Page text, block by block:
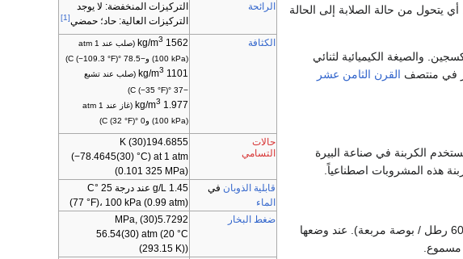
الرائحة
التركيزات المنخفضة: لا يوجد
التركيزات العالية: حاد؛ حمضي[1]
الكثافة 1562
kg/m3
(صلب عند 1 atm
(100 kPa) و−78.5 °C (−109.3 °F))
1101
kg/m3
(صلب عند تشبع
−37 °C (−35 °F))
1.977
kg/m3
(غاز عند 1 atm
(100 kPa) و0 °C (32 °F))
حالات
التسامي
194.6855(30) K
(−78.4645(30) °C) at 1 atm
(0.101 325 MPa)
قابلية الذوبان في
الماء
1.45
g/L عند درجة 25 °C
(77 °F)، 100 kPa (0.99 atm)
ضغط البخار
5.7292(30) MPa
,
56.54(30) atm (20 °C
(293.15 K))
يتحول من حالة الصلابة إلى الحالة
والصيغة الكيميائية لثنائي
في منتصف القرن الثامن عشر
تستخدم الكربنة في صناعة البيرة
هذه المشروبات اصطناعياً.
، هي حلوى مضغوطة بغاز ثاني أكسيد الكربون عند حوالي 40 بار (600 رطل / بوصة مربعة). عند وضعها
مسموع.